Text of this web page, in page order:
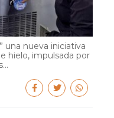
una nueva iniciativa
hielo, impulsada por